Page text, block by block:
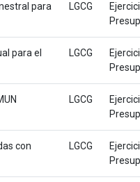
para
LGCG
para el
LGCG
LGCG
con
LGCG